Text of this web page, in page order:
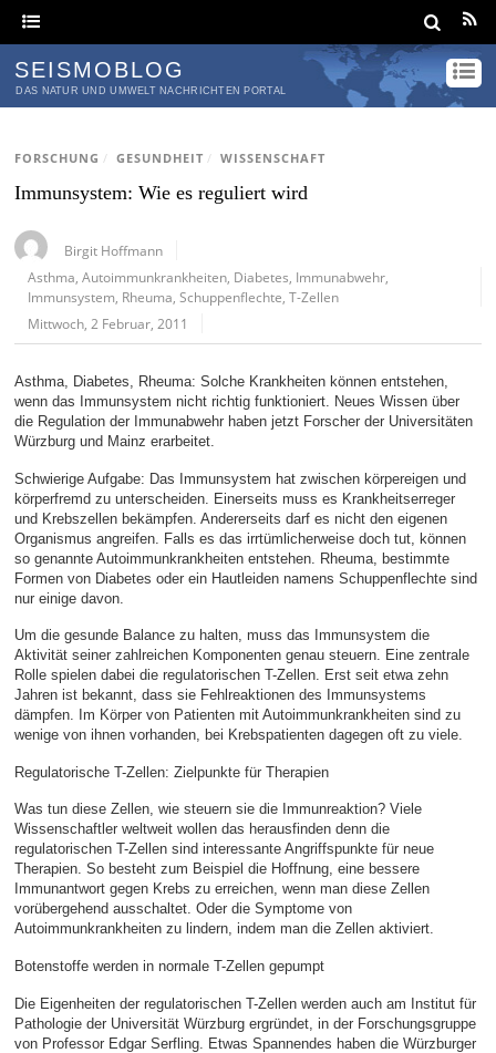
SEISMOBLOG
DAS NATUR UND UMWELT NACHRICHTEN PORTAL
FORSCHUNG / GESUNDHEIT / WISSENSCHAFT
Immunsystem: Wie es reguliert wird
Birgit Hoffmann
Asthma ,Autoimmunkrankheiten Diabetes Immunabwehr
Immunsystem Rheuma ,Schuppenflechte ,T-Zellen
Mittwoch, 2 Februar, 2011
Asthma, Diabetes, Rheuma: Solche Krankheiten können entstehen,
wenn das Immunsystem nicht richtig funktioniert. Neues Wissen über
die Regulation der Immunabwehr haben jetzt Forscher der Universitäten
Würzburg und Mainz erarbeitet.
Schwierige Aufgabe: Das Immunsystem hat zwischen körpereigen und
körperfremd zu unterscheiden. Einerseits muss es Krankheitserreger
und Krebszellen bekämpfen. Andererseits darf es nicht den eigenen
Organismus angreifen. Falls es das irrtümlicherweise doch tut, können
so genannte Autoimmunkrankheiten entstehen. Rheuma, bestimmte
Formen von Diabetes oder ein Hautleiden namens Schuppenflechte sind
nur einige davon.
Um die gesunde Balance zu halten, muss das Immunsystem die
Aktivität seiner zahlreichen Komponenten genau steuern. Eine zentrale
Rolle spielen dabei die regulatorischen T-Zellen. Erst seit etwa zehn
Jahren ist bekannt, dass sie Fehlreaktionen des Immunsystems
dämpfen. Im Körper von Patienten mit Autoimmunkrankheiten sind zu
wenige von ihnen vorhanden, bei Krebspatienten dagegen oft zu viele.
Regulatorische T-Zellen: Zielpunkte für Therapien
Was tun diese Zellen, wie steuern sie die Immunreaktion? Viele
Wissenschaftler weltweit wollen das herausfinden denn die
regulatorischen T-Zellen sind interessante Angriffspunkte für neue
Therapien. So besteht zum Beispiel die Hoffnung, eine bessere
Immunantwort gegen Krebs zu erreichen, wenn man diese Zellen
vorübergehend ausschaltet. Oder die Symptome von
Autoimmunkrankheiten zu lindern, indem man die Zellen aktiviert.
Botenstoffe werden in normale T-Zellen gepumpt
Die Eigenheiten der regulatorischen T-Zellen werden auch am Institut für
Pathologie der Universität Würzburg ergründet, in der Forschungsgruppe
von Professor Edgar Serfling. Etwas Spannendes haben die Würzburger